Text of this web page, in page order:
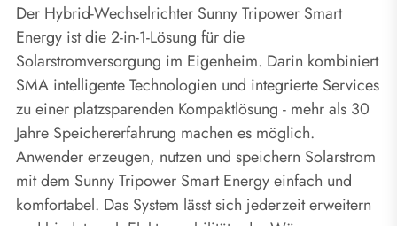
Der Hybrid-Wechselrichter Sunny Tripower Smart
Energy ist die 2-in-1-Lösung für die
Solarstromversorgung im Eigenheim. Darin kombiniert
SMA intelligente Technologien und integrierte Services
zu einer platzsparenden Kompaktlösung - mehr als 30
Jahre Speichererfahrung machen es möglich.
Anwender erzeugen, nutzen und speichern Solarstrom
mit dem Sunny Tripower Smart Energy einfach und
komfortabel. Das System lässt sich jederzeit erweitern